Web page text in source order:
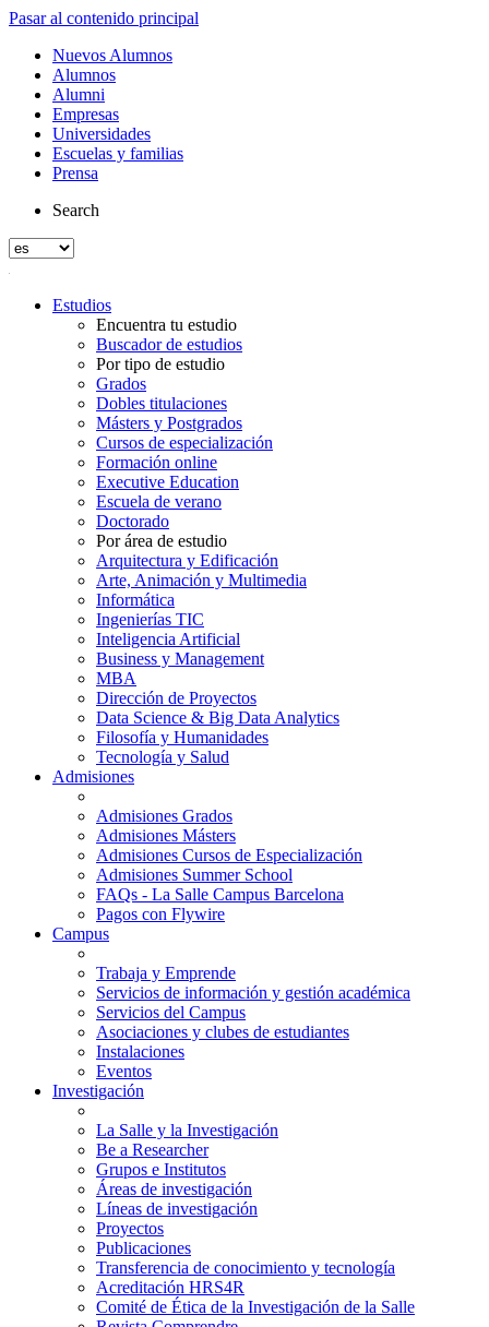
Pasar al contenido principal
Nuevos Alumnos
Alumnos
Alumni
Empresas
Universidades
Escuelas y familias
Prensa
Search
Estudios
Encuentra tu estudio
Buscador de estudios
Por tipo de estudio
Grados
Dobles titulaciones
Másters y Postgrados
Cursos de especialización
Formación online
Executive Education
Escuela de verano
Doctorado
Por área de estudio
Arquitectura y Edificación
Arte, Animación y Multimedia
Informática
Ingenierías TIC
Inteligencia Artificial
Business y Management
MBA
Dirección de Proyectos
Data Science & Big Data Analytics
Filosofía y Humanidades
Tecnología y Salud
Admisiones
Admisiones Grados
Admisiones Másters
Admisiones Cursos de Especialización
Admisiones Summer School
FAQs - La Salle Campus Barcelona
Pagos con Flywire
Campus
Trabaja y Emprende
Servicios de información y gestión académica
Servicios del Campus
Asociaciones y clubes de estudiantes
Instalaciones
Eventos
Investigación
La Salle y la Investigación
Be a Researcher
Grupos e Institutos
Áreas de investigación
Líneas de investigación
Proyectos
Publicaciones
Transferencia de conocimiento y tecnología
Acreditación HRS4R
Comité de Ética de la Investigación de la Salle